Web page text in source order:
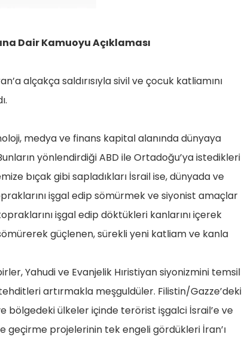
Dair Kamuoyu Açıklaması
alçakça saldırısıyla sivil ve çocuk katliamını
medya ve finans kapital alanında dünyaya
yönlendirdiği ABD ile Ortadoğu’ya istedikleri
bıçak gibi sapladıkları İsrail ise, dünyada ve
işgal edip sömürmek ve siyonist amaçlar
işgal edip döktükleri kanlarını içerek
güçlenen, sürekli yeni katliam ve kanla
Yahudi ve Evanjelik Hıristiyan siyonizmini temsil
artırmakla meşguldüler. Filistin/Gazze’deki
bölgedeki ülkeler içinde terörist işgalci İsrail’e ve
geçirme projelerinin tek engeli gördükleri İran’ı